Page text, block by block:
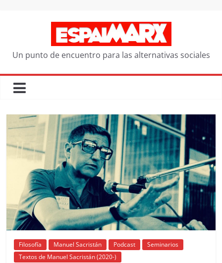
Un punto de encuentro para las alternativas sociales
Filosofía Manuel Sacristán Podcast
Seminarios
Textos de Manuel Sacristán (2020-)